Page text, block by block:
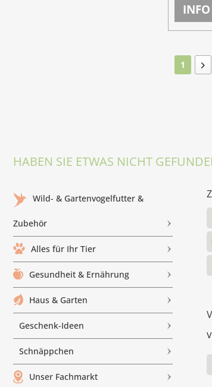
INFO
1
HABEN SIE ETWAS NICHT
Wild- & Gartenvogelfutter &
Zubehör
Alles für Ihr Tier
Gesundheit & Ernährung
Haus & Garten
Geschenk-Ideen
Schnäppchen
Unser Fachmarkt